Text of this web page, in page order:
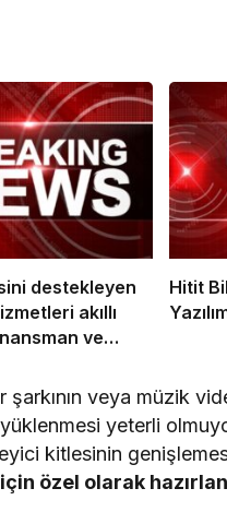
destekleyen
akıllı
ve
Hitit
şarkının veya müzik
yeterli
kitlesinin
için özel olarak